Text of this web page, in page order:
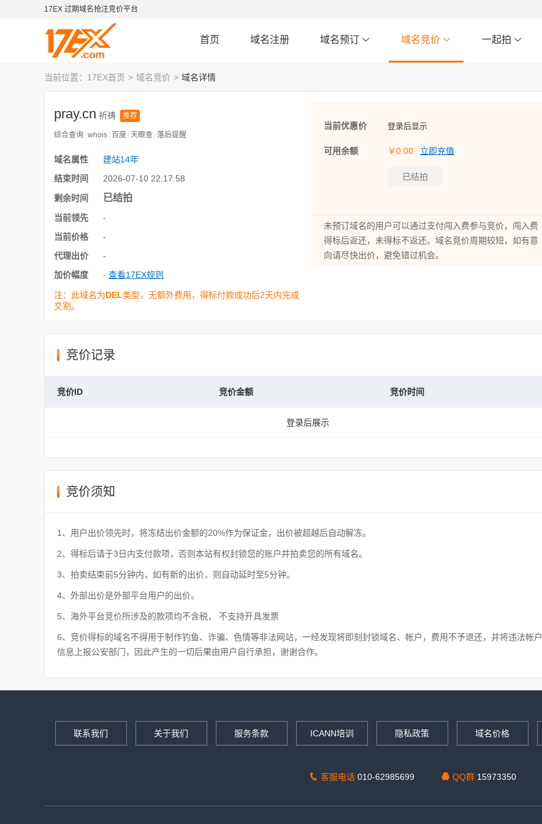
17EX 过期域名抢注竞价平台
首页 域名注册 域名预订 域名竞价 一起拍
当前位置： 17EX首页 域名竞价 域名详情
pray.cn 祈祷 推荐
综合查询 whois 百度 天眼查 落后提醒
域名属性
建站14年
结束时间
2026-07-10 22:17:58
剩余时间
已结拍
当前领先
-
当前价格
-
代理出价
-
加价幅度
- 查看17EX规则
注：此域名为DEL类型，无额外费用，得标付款成功后2天内完成
交割。
当前优惠价 登录后显示
可用余额 ￥0.00 立即充值
未预订域名的用户可以通过支付闯入费参与竞价，闯入费
得标后返还，未得标不返还。域名竞价周期较短，如有意
向请尽快出价，避免错过机会。
竞价记录
竞价ID 竞价金额 竞价时间
登录后展示
竞价须知
1、用户出价领先时，将冻结出价金额的20%作为保证金，出价被超越后自动解冻。
2、得标后请于3日内支付款项，否则本站有权封锁您的账户并拍卖您的所有域名。
3、拍卖结束前5分钟内，如有新的出价，则自动延时至5分钟。
4、外部出价是外部平台用户的出价。
5、海外平台竞价所涉及的款项均不含税， 不支持开具发票
6、竞价得标的域名不得用于制作钓鱼、诈骗、色情等非法网站，一经发现将即刻封锁域名、帐户，费用不予退还，并将违法帐户
信息上报公安部门，因此产生的一切后果由用户自行承担，谢谢合作。
联系我们 关于我们 服务条款 ICANN培训 隐私政策 域名价格
客服电话 010-62985699 QQ群 15973350